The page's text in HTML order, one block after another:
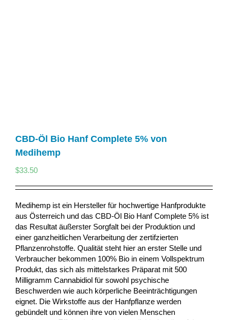
CBD-Öl Bio Hanf Complete 5% von
Medihemp
$33.50
Medihemp ist ein Hersteller für hochwertige Hanfprodukte
aus Österreich und das CBD-Öl Bio Hanf Complete 5% ist
das Resultat äußerster Sorgfalt bei der Produktion und
einer ganzheitlichen Verarbeitung der zertifzierten
Pflanzenrohstoffe. Qualität steht hier an erster Stelle und
Verbraucher bekommen 100% Bio in einem Vollspektrum
Produkt, das sich als mittelstarkes Präparat mit 500
Milligramm Cannabidiol für sowohl psychische
Beschwerden wie auch körperliche Beeinträchtigungen
eignet. Die Wirkstoffe aus der Hanfpflanze werden
gebündelt und können ihre von vielen Menschen